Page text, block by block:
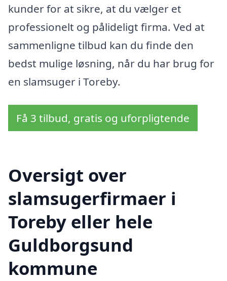
kunder for at sikre, at du vælger et
professionelt og pålideligt firma. Ved at
sammenligne tilbud kan du finde den
bedst mulige løsning, når du har brug for
en slamsuger i Toreby.
Få 3 tilbud, gratis og uforpligtende
Oversigt over
slamsugerfirmaer i
Toreby eller hele
Guldborgsund
kommune